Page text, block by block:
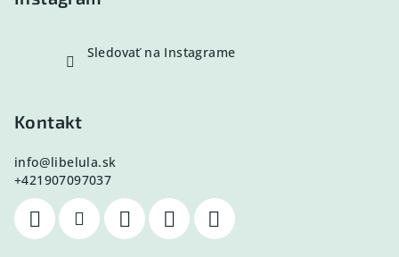
Sledovať na Instagrame
Kontakt
info@libelula.sk
+421907097037